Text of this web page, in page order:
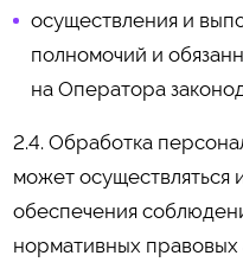
осуществления и
полномочий и
на Оператора
2.4. Обработка
может осуществляться
обеспечения
нормативных правовых